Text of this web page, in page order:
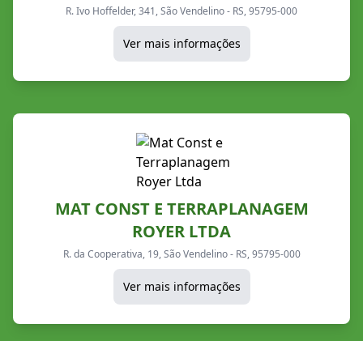
R. Ivo Hoffelder, 341, São Vendelino - RS, 95795-000
Ver mais informações
MAT CONST E TERRAPLANAGEM
ROYER LTDA
R. da Cooperativa, 19, São Vendelino - RS, 95795-000
Ver mais informações